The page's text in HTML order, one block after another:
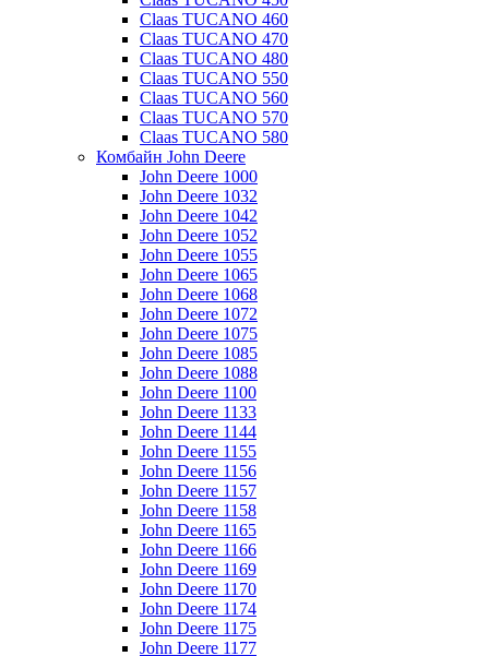
Claas TUCANO 460
Claas TUCANO 470
Claas TUCANO 480
Claas TUCANO 550
Claas TUCANO 560
Claas TUCANO 570
Claas TUCANO 580
Комбайн John Deere
John Deere 1000
John Deere 1032
John Deere 1042
John Deere 1052
John Deere 1055
John Deere 1065
John Deere 1068
John Deere 1072
John Deere 1075
John Deere 1085
John Deere 1088
John Deere 1100
John Deere 1133
John Deere 1144
John Deere 1155
John Deere 1156
John Deere 1157
John Deere 1158
John Deere 1165
John Deere 1166
John Deere 1169
John Deere 1170
John Deere 1174
John Deere 1175
John Deere 1177